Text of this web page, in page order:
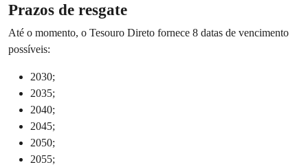
Prazos de resgate
Até o momento, o Tesouro Direto fornece 8 datas de vencimento
possíveis:
2030;
2035;
2040;
2045;
2050;
2055;